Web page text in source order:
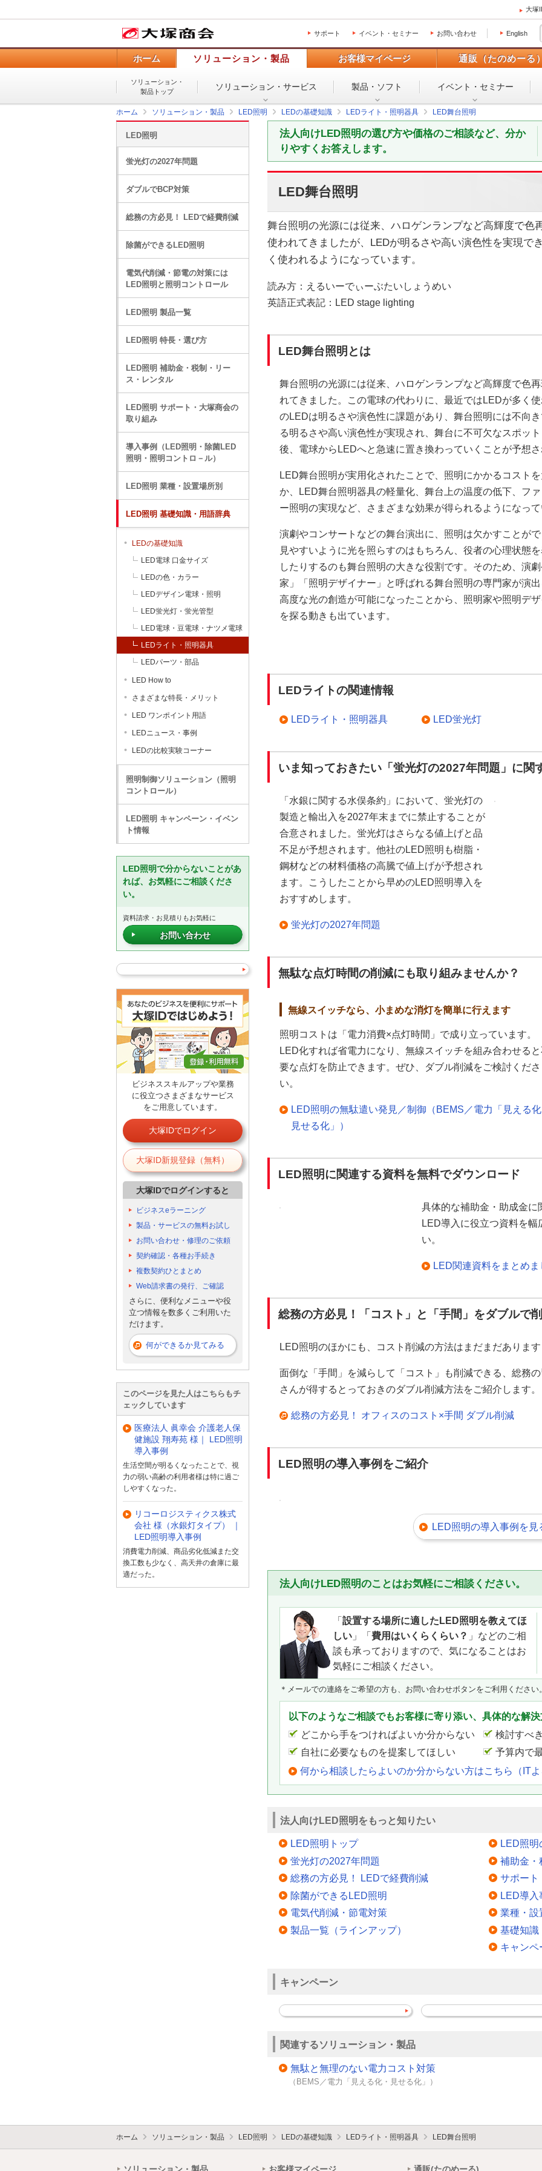
大塚
サポート イベント・セミナー お問い合わせ English
ホーム ソリューション・製品 お客様マイページ 通販（たのめーる
ソリューション・
製品トップ
ソリューション・ サービス 製品・ソフト イベント・ セミナー
ホーム ソリューション・製品 LED照明 LEDの基礎知識 LEDライト・照明器具 LED舞台照明
法人向けLED照明の選び方や価格のご相談など、分か
りやすくお答えします。
LED舞台照明
舞台照明の光源には従来、ハロゲンランプなど高輝度で色
使われてきましたが、LEDが明るさや高い演色性を実現で
く使われるようになっています。
読み方：えるいーでぃーぶたいしょうめい
英語正式表記：LED stage lighting
LED舞台照明とは
舞台照明の光源には従来、ハロゲンランプなど高輝度で色
れてきました。この電球の代わりに、最近ではLEDが多く
のLEDは明るさや演色性に課題があり、舞台照明には不向
る明るさや高い演色性が実現され、舞台に不可欠なスポッ
後、電球からLEDへと急速に置き換わっていくことが予想
LED舞台照明が実用化されたことで、照明にかかるコスト
か、LED舞台照明器具の軽量化、舞台上の温度の低下、フ
ー照明の実現など、さまざまな効果が得られるようになっ
演劇やコンサートなどの舞台演出に、照明は欠かすことが
見やすいように光を照らすのはもちろん、役者の心理状態
したりするのも舞台照明の大きな役割です。そのため、演
家」「照明デザイナー」と呼ばれる舞台照明の専門家が演
高度な光の創造が可能になったことから、照明家や照明デ
を探る動きも出ています。
LEDライトの関連情報
LEDライト・照明器具 LED蛍光灯
いま知っておきたい「蛍光灯の2027年問題」に関
「水銀に関する水俣条約」において、蛍光灯の
製造と輸出入を2027年末までに禁止することが
合意されました。蛍光灯はさらなる値上げと品
不足が予想されます。他社のLED照明も樹脂・
鋼材などの材料価格の高騰で値上げが予想され
ます。こうしたことから早めのLED照明導入を
おすすめします。
蛍光灯の2027年問題
無駄な点灯時間の削減にも取り組みませんか？
無線スイッチなら、小まめな消灯を簡単に行えます
照明コストは「電力消費×点灯時間」で成り立っています。
LED化すれば省電力になり、無線スイッチを組み合わせる
要な点灯を防止できます。ぜひ、ダブル削減をご検討くださ
い。
LED照明の無駄遣い発見／制御（BEMS／電力「見える
見せる化」）
LED照明に関連する資料を無料でダウンロード
具体的な補助金・助成金
LED導入に役立つ資料を
い。
LED関連資料をまとめ
総務の方必見！「コスト」と「手間」をダブルで
LED照明のほかにも、コスト削減の方法はまだまだありま
面倒な「手間」を減らして「コスト」も削減できる、総務
さんが得するとっておきのダブル削減方法をご紹介します。
総務の方必見！ オフィスのコスト×手間 ダブル削減
LED照明の導入事例をご紹介
LED照明の導入事例を見
法人向けLED照明のことはお気軽にご相談ください。
「 設置する場所に適したLED照明を教えてほ
しい 」「 費用はいくらくらい？ 」などのご相
談も承っておりますので、気になることはお
気軽にご相談ください。
＊メールでの連絡をご希望の方も、お問い合わせボタンをご利用ください
以下のようなご相談でもお客様に寄り添い、具体的な解
どこから手をつければよいか分からない
検討すべ
自社に必要なものを提案してほしい
予算内で
何から相談したらよいのか分からない方はこちら（IT
法人向けLED照明をもっと知りたい
LED照明トップ
蛍光灯の2027年問題
総務の方必見！ LEDで経費削減
除菌ができるLED照明
電気代削減・節電対策
製品一覧（ラインアップ）
LED照明
補助金・
サポート
LED導入
業種・設
基礎知識
キャンペ
キャンペーン
関連するソリューション・製品
無駄と無理のない電力コスト対策
（BEMS／電力「見える化・見せる化」）
LED照明
蛍光灯の2027年問題
ダブルでBCP対策
総務の方必見！ LEDで経費削減
除菌ができるLED照明
電気代削減・節電の対策には
LED照明と照明コントロール
LED照明 製品一覧
LED照明 特長・選び方
LED照明 補助金・税制・リー
ス・レンタル
LED照明 サポート・大塚商会の
取り組み
導入事例（LED照明・除菌LED
照明・照明コントロ－ル）
LED照明 業種・設置場所別
LED照明 基礎知識・用語辞典
LEDの基礎知識
LED電球 口金サイズ
LEDの色・カラー
LEDデザイン電球・照明
LED蛍光灯・蛍光管型
LED電球・豆電球・ナツメ電球
LEDライト・照明器具
LEDパーツ・部品
LED How to
さまざまな特長・メリット
LED ワンポイント用語
LEDニュース・事例
LEDの比較実験コーナー
照明制御ソリューション（照明
コントロール）
LED照明 キャンペーン・イベン
ト情報
LED照明で分からないことがあ
れば、お気軽にご相談くださ
い。
資料請求・お見積りもお気軽に
お問い合わせ
ビジネススキルアップや業務
に役立つさまざまなサービス
をご用意しています。
大塚IDでログイン
大塚ID新規登録（無料）
大塚IDでログインすると
ビジネスeラーニング
製品・サービスの無料お試し
お問い合わせ・修理のご依頼
契約確認・各種お手続き
複数契約ひとまとめ
Web請求書の発行、ご確認
さらに、便利なメニューや役
立つ情報を数多くご利用いた
だけます。
何ができるか見てみる
このページを見た人はこちらもチ
ェックしています
医療法人 眞幸会 介護老人保
健施設 翔寿苑 様｜ LED照明
導入事例
生活空間が明るくなったことで、視
力の弱い高齢の利用者様は特に過ご
しやすくなった。
リコーロジスティクス株式
会社 様（水銀灯タイプ） ｜
LED照明導入事例
消費電力削減、商品劣化低減また交
換工数も少なく、高天井の倉庫に最
適だった。
ホーム ソリューション・製品 LED照明 LEDの基礎知識 LEDライト・照明器具 LED舞台照明